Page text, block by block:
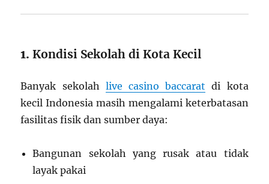
1.Kondisi Sekolah di Kota Kecil
Banyak sekolah live casino baccarat di kota
kecil Indonesia masih mengalami keterbatasan
fasilitas fisik dan sumber daya:
Bangunan sekolah yang rusak atau tidak
layak pakai